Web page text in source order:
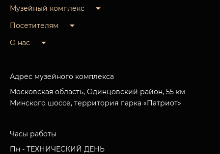
Музейный комплекс
Посетителям
О нас
Адрес музейного комплекса
Московская область, Одинцовский район, 55 км
Минского шоссе, территория парка «Патриот»
Часы работы
Пн - ТЕХНИЧЕСКИЙ ДЕНЬ